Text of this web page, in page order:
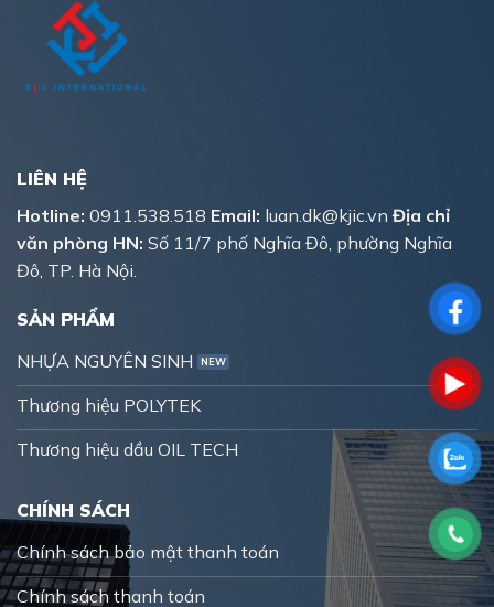
LIÊN HỆ
Hotline: 0911.538.518 Email: luan.dk@kjic.vn Địa chỉ
văn phòng HN: Số 11/7 phố Nghĩa Đô, phường Nghĩa
Đô, TP. Hà Nội.
SẢN PHẨM
NHỰA NGUYÊN SINH
Thương hiệu POLYTEK
Thương hiệu dầu OIL TECH
CHÍNH SÁCH
Chính sách bảo mật thanh toán
Chính sách thanh toán